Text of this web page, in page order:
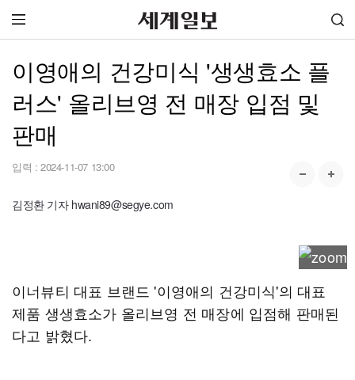
이영애의 건강미식 '생생효소 플
러스' 올리브영 전 매장 입점 및
판매
입력 : 2024-11-07 13:00
김정환 기자 hwani89@segye.com
이너뷰티 대표 브랜드 '이영애의 건강미식'의 대표
제품 생생효소가 올리브영 전 매장에 입점해 판매된
다고 밝혔다.